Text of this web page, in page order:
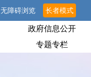
无障碍浏览 长者模式
政府信息公开
专题专栏